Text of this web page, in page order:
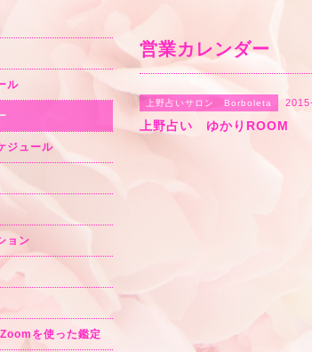
営業カレンダー
上野占いサロン Borboleta
上野占い ゆかりROOM
ル
ジュール
ョン
を使った鑑定